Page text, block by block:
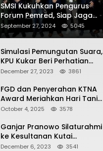
SMSI Kukuhkan Pengurus
Forum Pemred, Siap Jaga
Kualitas Media Daring di
Indonesia
September 27, 2024 5045
Simulasi Pemungutan Suara,
KPU Kukar Beri Perhatian
Penyandang Disabilitas
December 27, 2023 3861
FGD dan Penyerahan KTNA
Award Meriahkan Hari Tani
Nasional di Kukar
October 4, 2025 3578
Ganjar Pranowo Silaturahmi
ke Kesultanan Kutai
Kartanegara
December 6, 2023 3541